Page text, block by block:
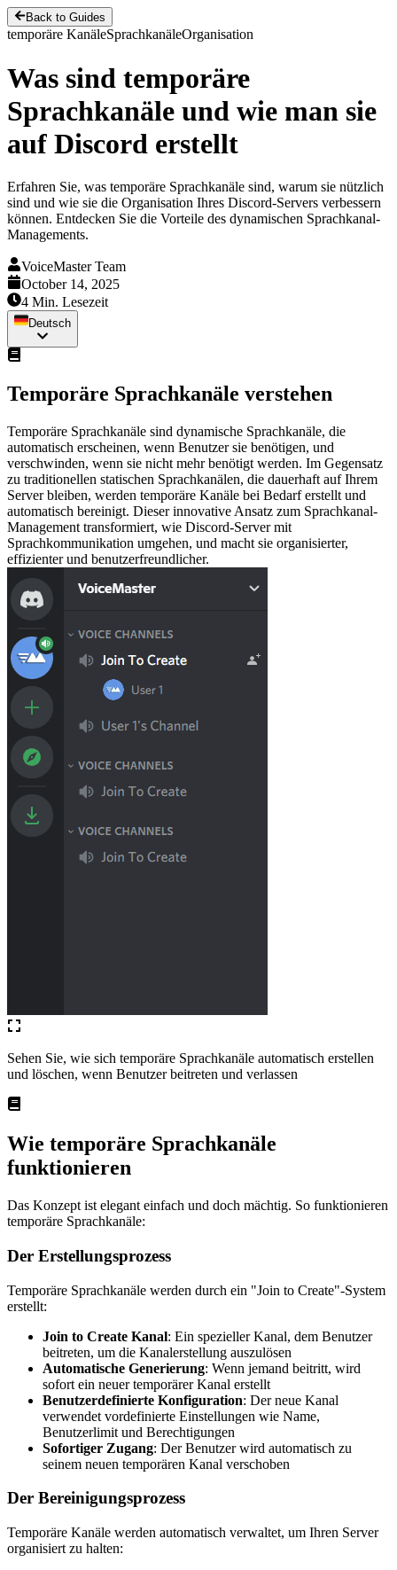
Back to Guides
temporäre KanäleSprachkanäleOrganisation
Was sind temporäre
Sprachkanäle und wie man sie
auf Discord erstellt
Erfahren Sie, was temporäre Sprachkanäle sind, warum sie nützlich
sind und wie sie die Organisation Ihres Discord-Servers verbessern
können. Entdecken Sie die Vorteile des dynamischen Sprachkanal-
Managements.
VoiceMaster Team
October 14, 2025
4 Min. Lesezeit
Deutsch
Temporäre Sprachkanäle verstehen
Temporäre Sprachkanäle sind dynamische Sprachkanäle, die
automatisch erscheinen, wenn Benutzer sie benötigen, und
verschwinden, wenn sie nicht mehr benötigt werden. Im Gegensatz
zu traditionellen statischen Sprachkanälen, die dauerhaft auf Ihrem
Server bleiben, werden temporäre Kanäle bei Bedarf erstellt und
automatisch bereinigt. Dieser innovative Ansatz zum Sprachkanal-
Management transformiert, wie Discord-Server mit
Sprachkommunikation umgehen, und macht sie organisierter,
effizienter und benutzerfreundlicher.
Sehen Sie, wie sich temporäre Sprachkanäle automatisch erstellen
und löschen, wenn Benutzer beitreten und verlassen
Wie temporäre Sprachkanäle
funktionieren
Das Konzept ist elegant einfach und doch mächtig. So funktionieren
temporäre Sprachkanäle:
Der Erstellungsprozess
Temporäre Sprachkanäle werden durch ein "Join to Create"-System
erstellt:
Join to Create Kanal: Ein spezieller Kanal, dem Benutzer
beitreten, um die Kanalerstellung auszulösen
Automatische Generierung: Wenn jemand beitritt, wird
sofort ein neuer temporärer Kanal erstellt
Benutzerdefinierte Konfiguration: Der neue Kanal
verwendet vordefinierte Einstellungen wie Name,
Benutzerlimit und Berechtigungen
Sofortiger Zugang: Der Benutzer wird automatisch zu
seinem neuen temporären Kanal verschoben
Der Bereinigungsprozess
Temporäre Kanäle werden automatisch verwaltet, um Ihren Server
organisiert zu halten: